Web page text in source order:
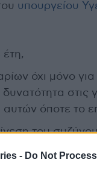
- Do Not
υπουργείου
όχι μόνο για
στις
όποτε το
του
να κάνει